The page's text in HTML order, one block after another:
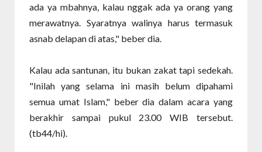
ada ya mbahnya, kalau nggak ada ya orang yang
merawatnya. Syaratnya walinya harus termasuk
asnab delapan di atas," beber dia.
Kalau ada santunan, itu bukan zakat tapi sedekah.
"Inilah yang selama ini masih belum dipahami
semua umat Islam," beber dia dalam acara yang
berakhir sampai pukul 23.00 WIB tersebut.
(tb44/hi).